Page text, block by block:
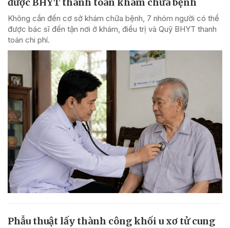
Không cần đến cơ sở khám chữa bệnh, 7 nhóm người có thể
được bác sĩ đến tận nơi ở khám, điều trị và Quỹ BHYT thanh
toán chi phí.
Phẫu thuật lấy thành công khối u xơ tử cung